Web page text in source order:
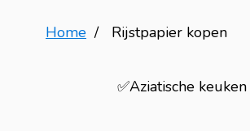
Home / Rijstpapier kopen
✅Aziatische keuken